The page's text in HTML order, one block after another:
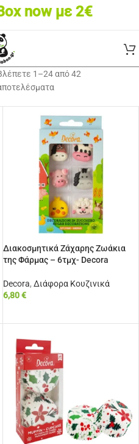
με 2€
1–24 από 42
Διακοσμητικά Ζάχαρης Ζωάκια
της Φάρμας – 6τμχ- Decora
Decora, Διάφορα Κουζινικά
6,80€